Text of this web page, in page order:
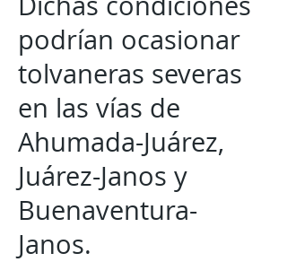
podrían ocasionar
tolvaneras severas
en las vías de
Ahumada-Juárez,
Juárez-Janos y
Buenaventura-
Janos.